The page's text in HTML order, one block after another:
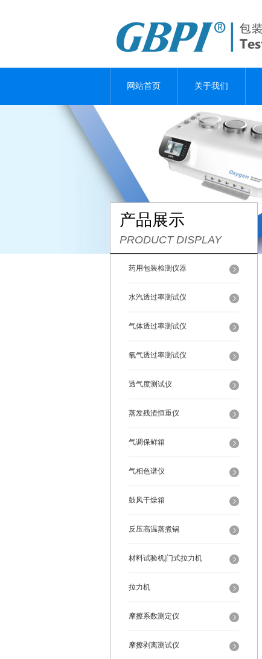
网站首页 关于我们
产品展示
PRODUCT DISPLAY
药用包装检测仪器
水汽透过率测试仪
气体透过率测试仪
氧气透过率测试仪
透气度测试仪
蒸发残渣恒重仪
气调保鲜箱
气相色谱仪
鼓风干燥箱
反压高温蒸煮锅
材料试验机|门式拉力机
拉力机
摩擦系数测定仪
摩擦剥离测试仪